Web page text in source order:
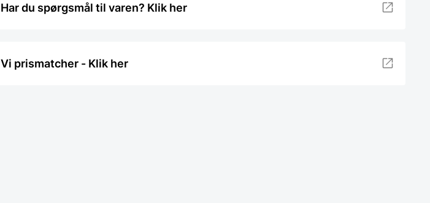
Har du spørgsmål til varen? Klik her
Vi prismatcher - Klik her